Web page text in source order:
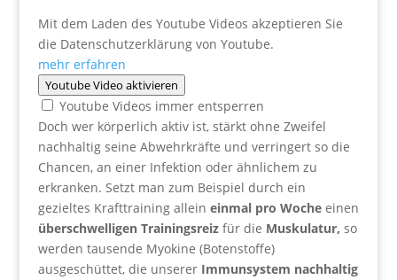
Mit dem Laden des Youtube Videos akzeptieren Sie
die Datenschutzerklärung von Youtube.
mehr erfahren
Youtube Video aktivieren
Youtube Videos immer entsperren
Doch wer körperlich aktiv ist, stärkt ohne Zweifel
nachhaltig seine Abwehrkräfte und verringert so die
Chancen, an einer Infektion oder ähnlichem zu
erkranken. Setzt man zum Beispiel durch ein
gezieltes Krafttraining allein einmal pro Wocheeinen
überschwelligen Trainingsreizfür die Muskulatur, so
werden tausende Myokine (Botenstoffe)
ausgeschüttet, die unserer Immunsystem nachhaltig